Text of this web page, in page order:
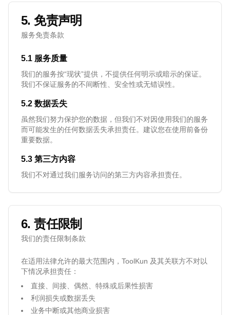
5. 免责声明
服务免责条款
5.1 服务质量
我们的服务按“现状”提供，不提供任何明示或暗示的保证。
我们不保证服务的不间断性、安全性或无错误性。
5.2 数据丢失
虽然我们努力保护您的数据，但我们不对因使用我们的服务
而可能发生的任何数据丢失承担责任。建议您在使用前备份
重要数据。
5.3 第三方内容
我们不对通过我们服务访问的第三方内容承担责任。
6. 责任限制
我们的责任限制条款
在适用法律允许的最大范围内，ToolKun 及其关联方不对以
下情况承担责任：
直接、间接、偶然、特殊或后果性损害
利润损失或数据丢失
业务中断或其他商业损害